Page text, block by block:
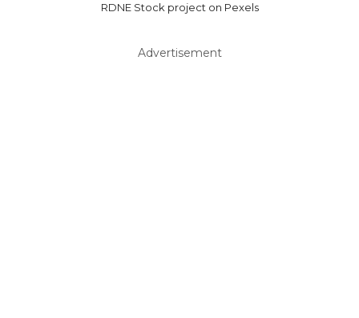
RDNE Stock project on Pexels
Advertisement